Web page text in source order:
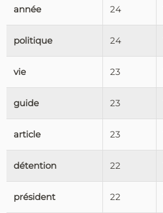
année 24
politique 24
vie 23
guide 23
article 23
détention 22
président 22